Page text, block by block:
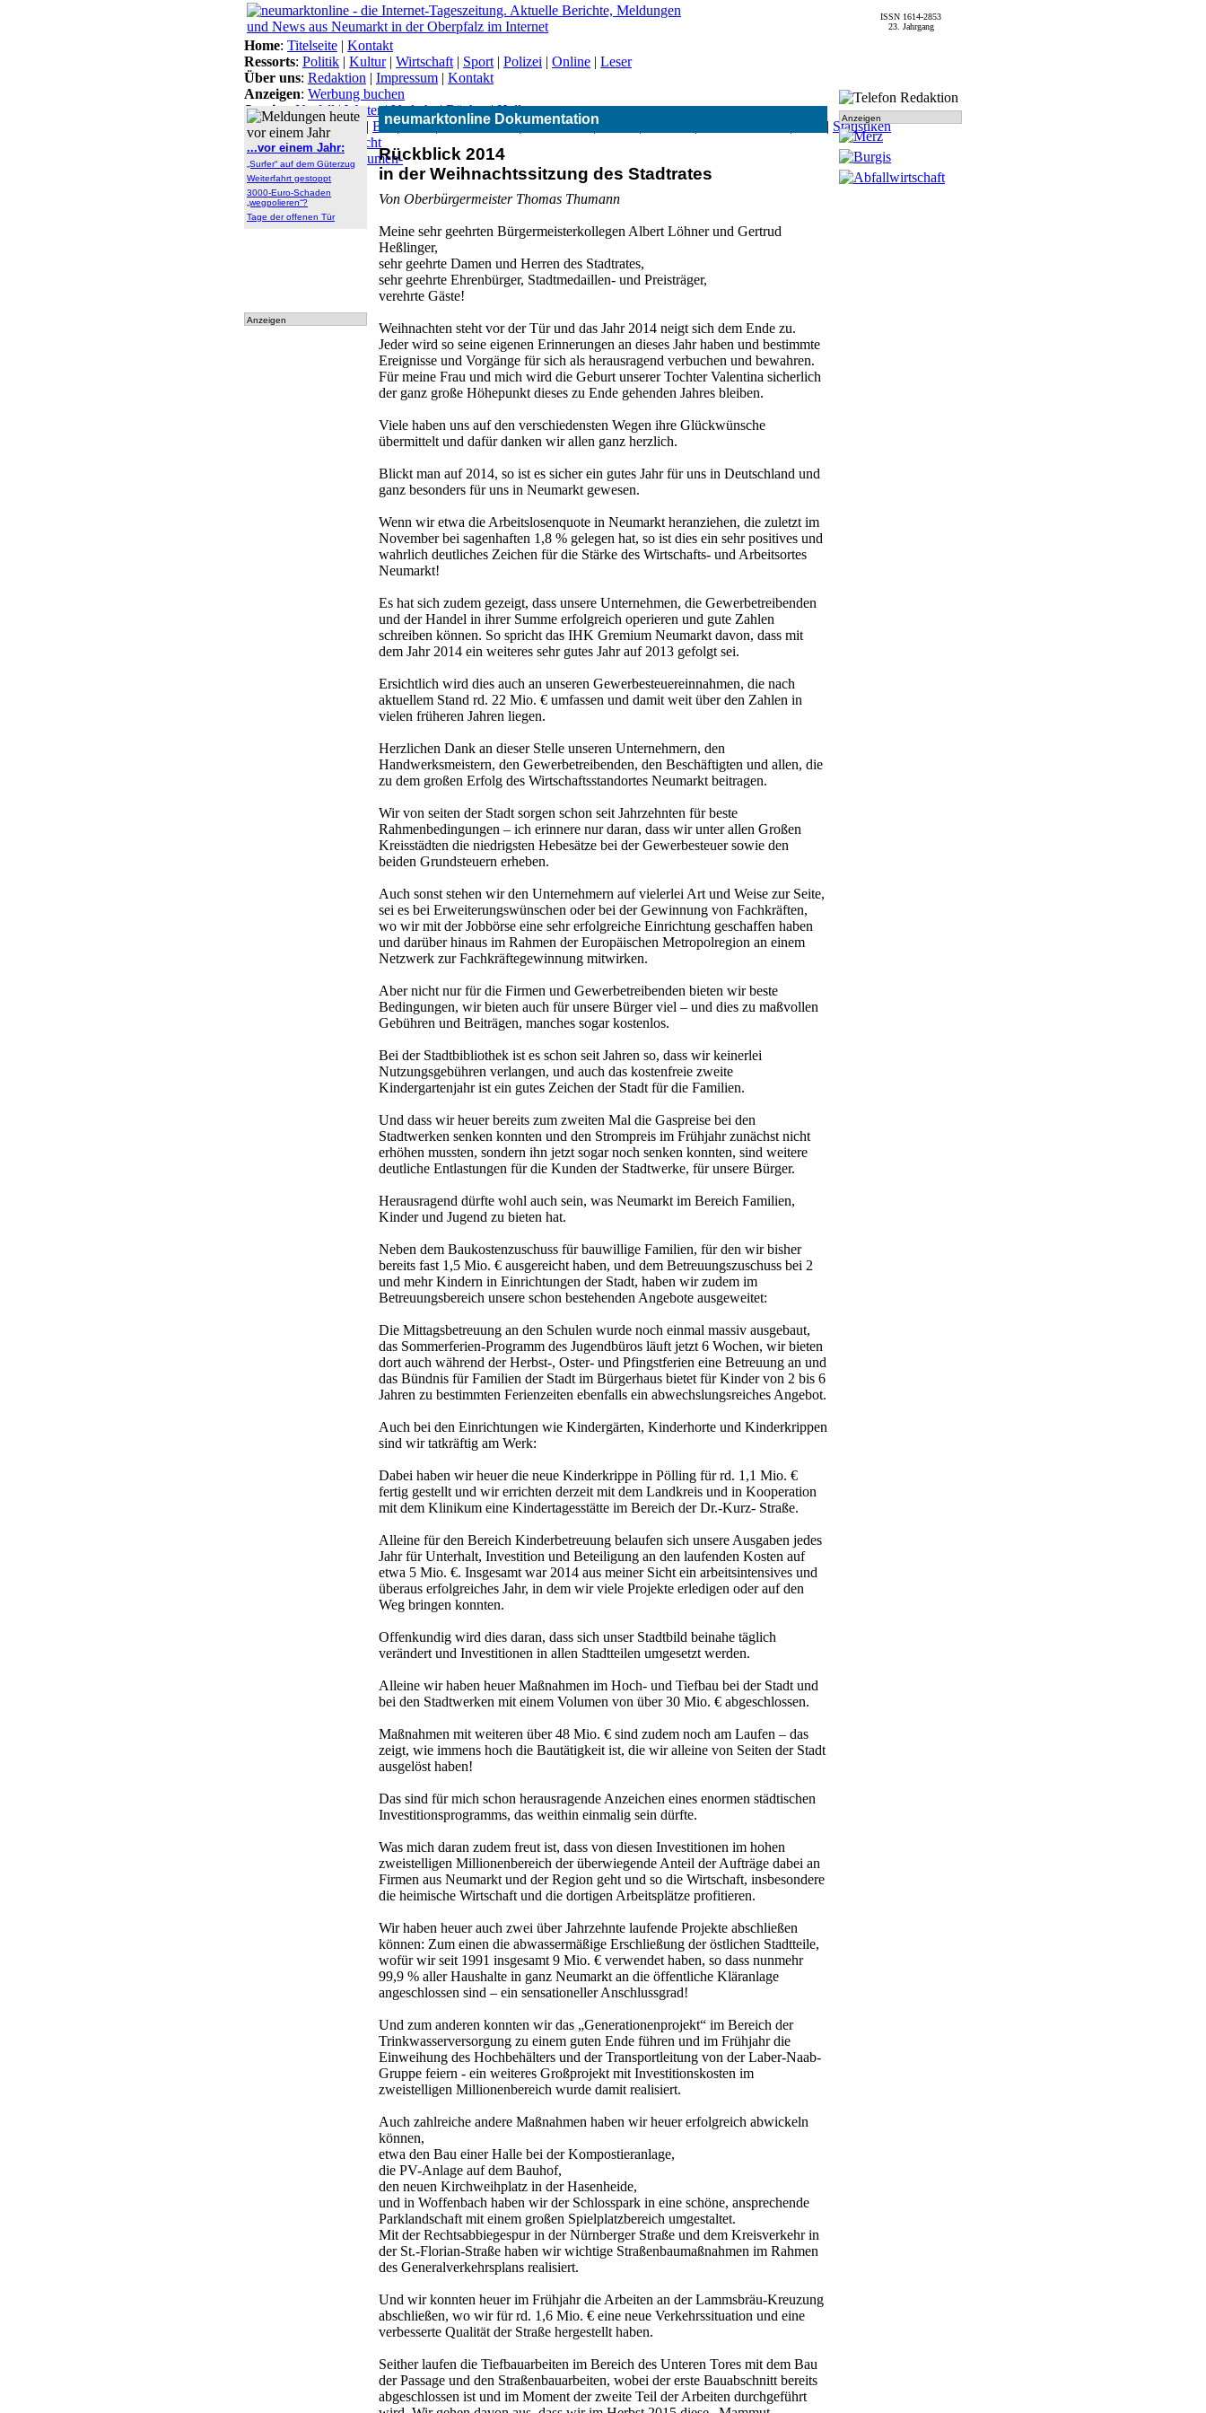
neumarktonline Dokumentation
Rückblick 2014
in der Weihnachtssitzung des Stadtrates
Von Oberbürgermeister Thomas Thumann
Meine sehr geehrten Bürgermeisterkollegen Albert Löhner und Gertrud
Heßlinger,
sehr geehrte Damen und Herren des Stadtrates,
sehr geehrte Ehrenbürger, Stadtmedaillen- und Preisträger,
verehrte Gäste!
Weihnachten steht vor der Tür und das Jahr 2014 neigt sich dem Ende zu.
Jeder wird so seine eigenen Erinnerungen an dieses Jahr haben und bestimmte
Ereignisse und Vorgänge für sich als herausragend verbuchen und bewahren.
Für meine Frau und mich wird die Geburt unserer Tochter Valentina sicherlich
der ganz große Höhepunkt dieses zu Ende gehenden Jahres bleiben.
Viele haben uns auf den verschiedensten Wegen ihre Glückwünsche
übermittelt und dafür danken wir allen ganz herzlich.
Blickt man auf 2014, so ist es sicher ein gutes Jahr für uns in Deutschland und
ganz besonders für uns in Neumarkt gewesen.
Wenn wir etwa die Arbeitslosenquote in Neumarkt heranziehen, die zuletzt im
November bei sagenhaften 1,8 % gelegen hat, so ist dies ein sehr positives und
wahrlich deutliches Zeichen für die Stärke des Wirtschafts- und Arbeitsortes
Neumarkt!
Es hat sich zudem gezeigt, dass unsere Unternehmen, die Gewerbetreibenden
und der Handel in ihrer Summe erfolgreich operieren und gute Zahlen
schreiben können. So spricht das IHK Gremium Neumarkt davon, dass mit
dem Jahr 2014 ein weiteres sehr gutes Jahr auf 2013 gefolgt sei.
Ersichtlich wird dies auch an unseren Gewerbesteuereinnahmen, die nach
aktuellem Stand rd. 22 Mio. € umfassen und damit weit über den Zahlen in
vielen früheren Jahren liegen.
Herzlichen Dank an dieser Stelle unseren Unternehmern, den
Handwerksmeistern, den Gewerbetreibenden, den Beschäftigten und allen, die
zu dem großen Erfolg des Wirtschaftsstandortes Neumarkt beitragen.
Wir von seiten der Stadt sorgen schon seit Jahrzehnten für beste
Rahmenbedingungen – ich erinnere nur daran, dass wir unter allen Großen
Kreisstädten die niedrigsten Hebesätze bei der Gewerbesteuer sowie den
beiden Grundsteuern erheben.
Auch sonst stehen wir den Unternehmern auf vielerlei Art und Weise zur Seite,
sei es bei Erweiterungswünschen oder bei der Gewinnung von Fachkräften,
wo wir mit der Jobbörse eine sehr erfolgreiche Einrichtung geschaffen haben
und darüber hinaus im Rahmen der Europäischen Metropolregion an einem
Netzwerk zur Fachkräftegewinnung mitwirken.
Aber nicht nur für die Firmen und Gewerbetreibenden bieten wir beste
Bedingungen, wir bieten auch für unsere Bürger viel – und dies zu maßvollen
Gebühren und Beiträgen, manches sogar kostenlos.
Bei der Stadtbibliothek ist es schon seit Jahren so, dass wir keinerlei
Nutzungsgebühren verlangen, und auch das kostenfreie zweite
Kindergartenjahr ist ein gutes Zeichen der Stadt für die Familien.
Und dass wir heuer bereits zum zweiten Mal die Gaspreise bei den
Stadtwerken senken konnten und den Strompreis im Frühjahr zunächst nicht
erhöhen mussten, sondern ihn jetzt sogar noch senken konnten, sind weitere
deutliche Entlastungen für die Kunden der Stadtwerke, für unsere Bürger.
Herausragend dürfte wohl auch sein, was Neumarkt im Bereich Familien,
Kinder und Jugend zu bieten hat.
Neben dem Baukostenzuschuss für bauwillige Familien, für den wir bisher
bereits fast 1,5 Mio. € ausgereicht haben, und dem Betreuungszuschuss bei 2
und mehr Kindern in Einrichtungen der Stadt, haben wir zudem im
Betreuungsbereich unsere schon bestehenden Angebote ausgeweitet:
Die Mittagsbetreuung an den Schulen wurde noch einmal massiv ausgebaut,
das Sommerferien-Programm des Jugendbüros läuft jetzt 6 Wochen, wir bieten
dort auch während der Herbst-, Oster- und Pfingstferien eine Betreuung an und
das Bündnis für Familien der Stadt im Bürgerhaus bietet für Kinder von 2 bis 6
Jahren zu bestimmten Ferienzeiten ebenfalls ein abwechslungsreiches Angebot.
Auch bei den Einrichtungen wie Kindergärten, Kinderhorte und Kinderkrippen
sind wir tatkräftig am Werk:
Dabei haben wir heuer die neue Kinderkrippe in Pölling für rd. 1,1 Mio. €
fertig gestellt und wir errichten derzeit mit dem Landkreis und in Kooperation
mit dem Klinikum eine Kindertagesstätte im Bereich der Dr.-Kurz- Straße.
Alleine für den Bereich Kinderbetreuung belaufen sich unsere Ausgaben jedes
Jahr für Unterhalt, Investition und Beteiligung an den laufenden Kosten auf
etwa 5 Mio. €. Insgesamt war 2014 aus meiner Sicht ein arbeitsintensives und
überaus erfolgreiches Jahr, in dem wir viele Projekte erledigen oder auf den
Weg bringen konnten.
Offenkundig wird dies daran, dass sich unser Stadtbild beinahe täglich
verändert und Investitionen in allen Stadtteilen umgesetzt werden.
Alleine wir haben heuer Maßnahmen im Hoch- und Tiefbau bei der Stadt und
bei den Stadtwerken mit einem Volumen von über 30 Mio. € abgeschlossen.
Maßnahmen mit weiteren über 48 Mio. € sind zudem noch am Laufen – das
zeigt, wie immens hoch die Bautätigkeit ist, die wir alleine von Seiten der Stadt
ausgelöst haben!
Das sind für mich schon herausragende Anzeichen eines enormen städtischen
Investitionsprogramms, das weithin einmalig sein dürfte.
Was mich daran zudem freut ist, dass von diesen Investitionen im hohen
zweistelligen Millionenbereich der überwiegende Anteil der Aufträge dabei an
Firmen aus Neumarkt und der Region geht und so die Wirtschaft, insbesondere
die heimische Wirtschaft und die dortigen Arbeitsplätze profitieren.
Wir haben heuer auch zwei über Jahrzehnte laufende Projekte abschließen
können: Zum einen die abwassermäßige Erschließung der östlichen Stadtteile,
wofür wir seit 1991 insgesamt 9 Mio. € verwendet haben, so dass nunmehr
99,9 % aller Haushalte in ganz Neumarkt an die öffentliche Kläranlage
angeschlossen sind – ein sensationeller Anschlussgrad!
Und zum anderen konnten wir das „Generationenprojekt“ im Bereich der
Trinkwasserversorgung zu einem guten Ende führen und im Frühjahr die
Einweihung des Hochbehälters und der Transportleitung von der Laber-Naab-
Gruppe feiern - ein weiteres Großprojekt mit Investitionskosten im
zweistelligen Millionenbereich wurde damit realisiert.
Auch zahlreiche andere Maßnahmen haben wir heuer erfolgreich abwickeln
können,
etwa den Bau einer Halle bei der Kompostieranlage,
die PV-Anlage auf dem Bauhof,
den neuen Kirchweihplatz in der Hasenheide,
und in Woffenbach haben wir der Schlosspark in eine schöne, ansprechende
Parklandschaft mit einem großen Spielplatzbereich umgestaltet.
Mit der Rechtsabbiegespur in der Nürnberger Straße und dem Kreisverkehr in
der St.-Florian-Straße haben wir wichtige Straßenbaumaßnahmen im Rahmen
des Generalverkehrsplans realisiert.
Und wir konnten heuer im Frühjahr die Arbeiten an der Lammsbräu-Kreuzung
abschließen, wo wir für rd. 1,6 Mio. € eine neue Verkehrssituation und eine
verbesserte Qualität der Straße hergestellt haben.
Seither laufen die Tiefbauarbeiten im Bereich des Unteren Tores mit dem Bau
der Passage und den Straßenbauarbeiten, wobei der erste Bauabschnitt bereits
abgeschlossen ist und im Moment der zweite Teil der Arbeiten durchgeführt
...vor einem Jahr:
„Surfer“ auf dem Güterzug
Weiterfahrt gestoppt
3000-Euro-Schaden
„wegpolieren“?
Tage der offenen Tür
Anzeigen
Anzeigen
ISSN 1614-2853
23. Jahrgang
Home: Titelseite | Kontakt
Ressorts: Politik | Kultur| Wirtschaft | Sport | Polizei | Online | Leser
Über uns: Redaktion | Impressum | Kontakt
Anzeigen: Werbung buchen
Service: Notfall | Wetter|Verkehr|Bücher|Hallo
Themen:Arbeitsamt | BN|CSU|Freie Wähler|Gesundheit| | Statistiken
Lokal-Links:Übersicht
Archiv:Archiv|Dokumen-
tationen